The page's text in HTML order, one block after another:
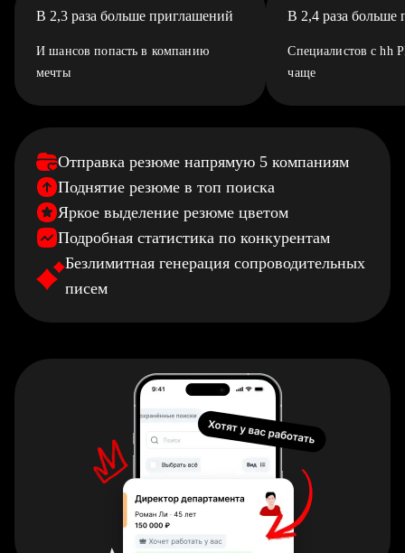
В 2,3 раза больше приглашений
И шансов попасть в компанию
мечты
В 2,4 раза больше
Специалистов с hh
чаще
Отправка резюме напрямую 5 компаниям
Поднятие резюме в топ поиска
Яркое выделение резюме цветом
Подробная статистика по конкурентам
Безлимитная генерация сопроводительных
писем